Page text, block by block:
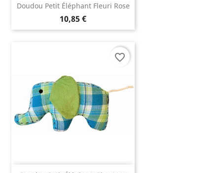
Doudou Petit Éléphant Fleuri Rose
10,85 €
favorite_border